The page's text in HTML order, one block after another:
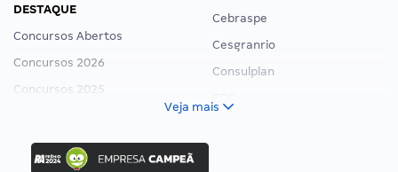
DESTAQUE
Concursos Abertos
Concursos 2026
Concursos 2025
Concurso Ibama
Concurso MPU
Cebraspe
Cesgranrio
Consulplan
Veja mais